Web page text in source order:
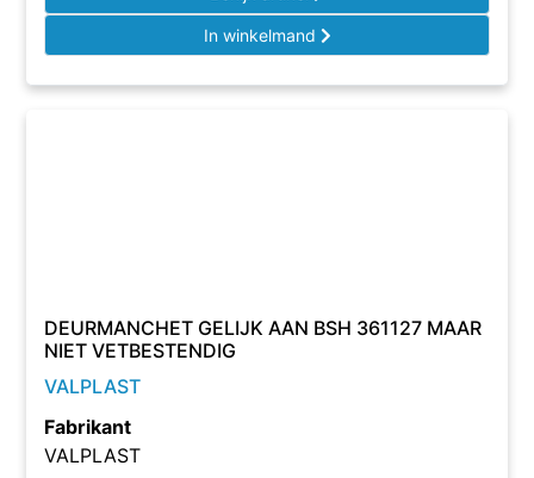
In winkelmand
DEURMANCHET GELIJK AAN BSH 361127 MAAR
NIET VETBESTENDIG
VALPLAST
Fabrikant
VALPLAST